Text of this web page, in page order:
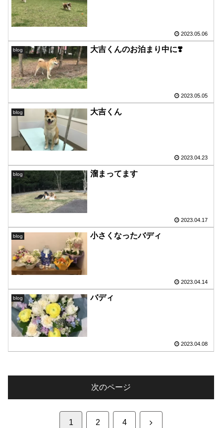
2023.05.06
blog 大吉くんのお泊まり中に❣️
2023.05.05
blog 大吉くん
2023.04.23
blog 溜まってます
2023.04.17
blog 小さくなったバディ
2023.04.14
blog バディ
2023.04.08
次のページ
1 2 4 次